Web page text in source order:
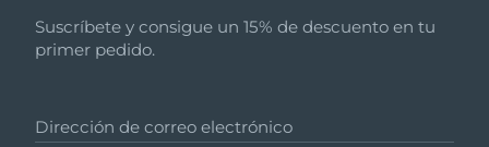
Suscríbete y consigue un 15% de descuento en tu
primer pedido.
Dirección de correo electrónico